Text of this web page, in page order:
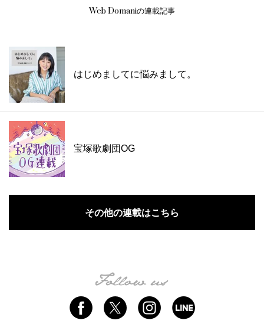
Web Domaniの連載記事
はじめましてに悩みまして。
宝塚歌劇団OG
その他の連載はこちら